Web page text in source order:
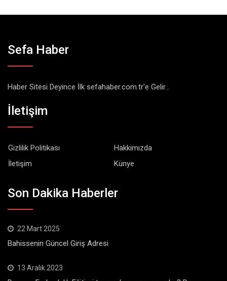
Sefa Haber
Haber Sitesi Deyince İlk sefahaber.com.tr'e Gelir...
İletişim
Gizlilik Politikası
Hakkımızda
İletişim
Künye
Son Dakika Haberler
22 Mart 2025
Bahissenin Güncel Giriş Adresi
13 Aralık 2023